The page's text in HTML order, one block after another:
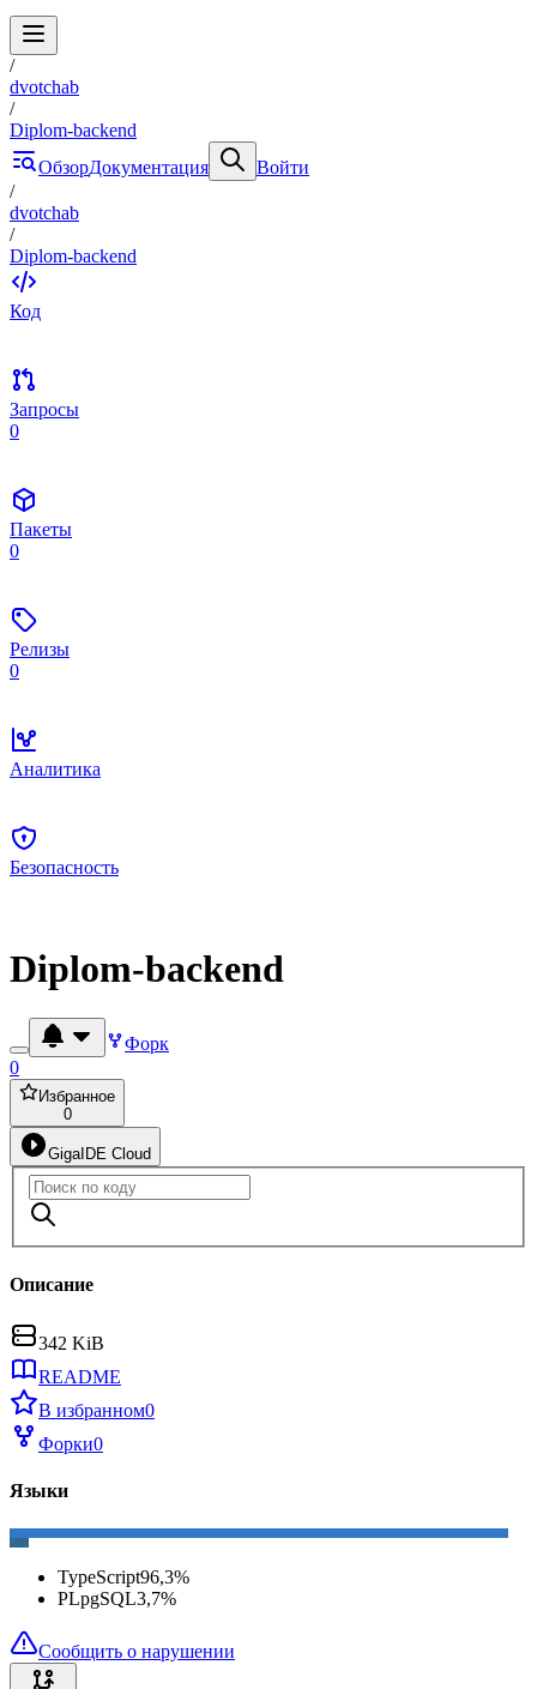
/
dvotchab
/
Diplom-backend
ОбзорДокументация
Войти
/
dvotchab
/
Diplom-backend
Код
Запросы
0
Пакеты
0
Релизы
0
Аналитика
Безопасность
Diplom-backend
Форк
0
Избранное
0
GigaIDE Cloud
Описание
342 KiB
README
В избранном0
Форки0
Языки
TypeScript96,3%
PLpgSQL3,7%
Сообщить о нарушении